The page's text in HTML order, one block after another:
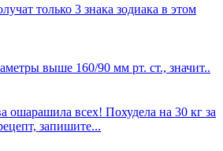
только 3 знака зодиака в этом
выше 160/90 мм рт. ст., значит..
ошарашила всех! Похудела на 30 кг за
запишите...